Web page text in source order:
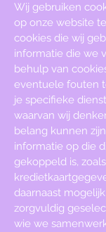
Wij gebruiken
op onze website
cookies die wij
informatie die we
behulp van
eventuele fouten
je specifieke
waarvan wij
belang kunnen
informatie op die
gekoppeld is,
daarnaast
zorgvuldig
wie we